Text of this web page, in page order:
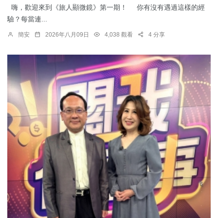
嗨，歡迎來到《旅人顯微鏡》第一期！ 你有沒有遇過這樣的經
驗？每當連...
簡安 2026年八月09日 4,038 觀看 4 分享